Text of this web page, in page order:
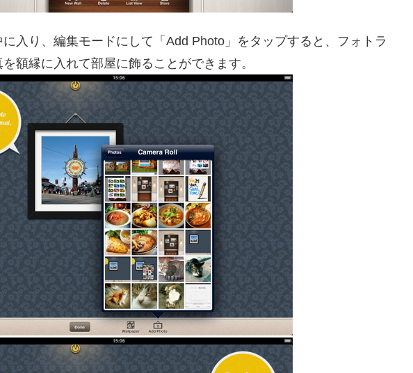
入り、編集モードにして「Add Photo」をタップすると、フォトラ
額縁に入れて部屋に飾ることができます。